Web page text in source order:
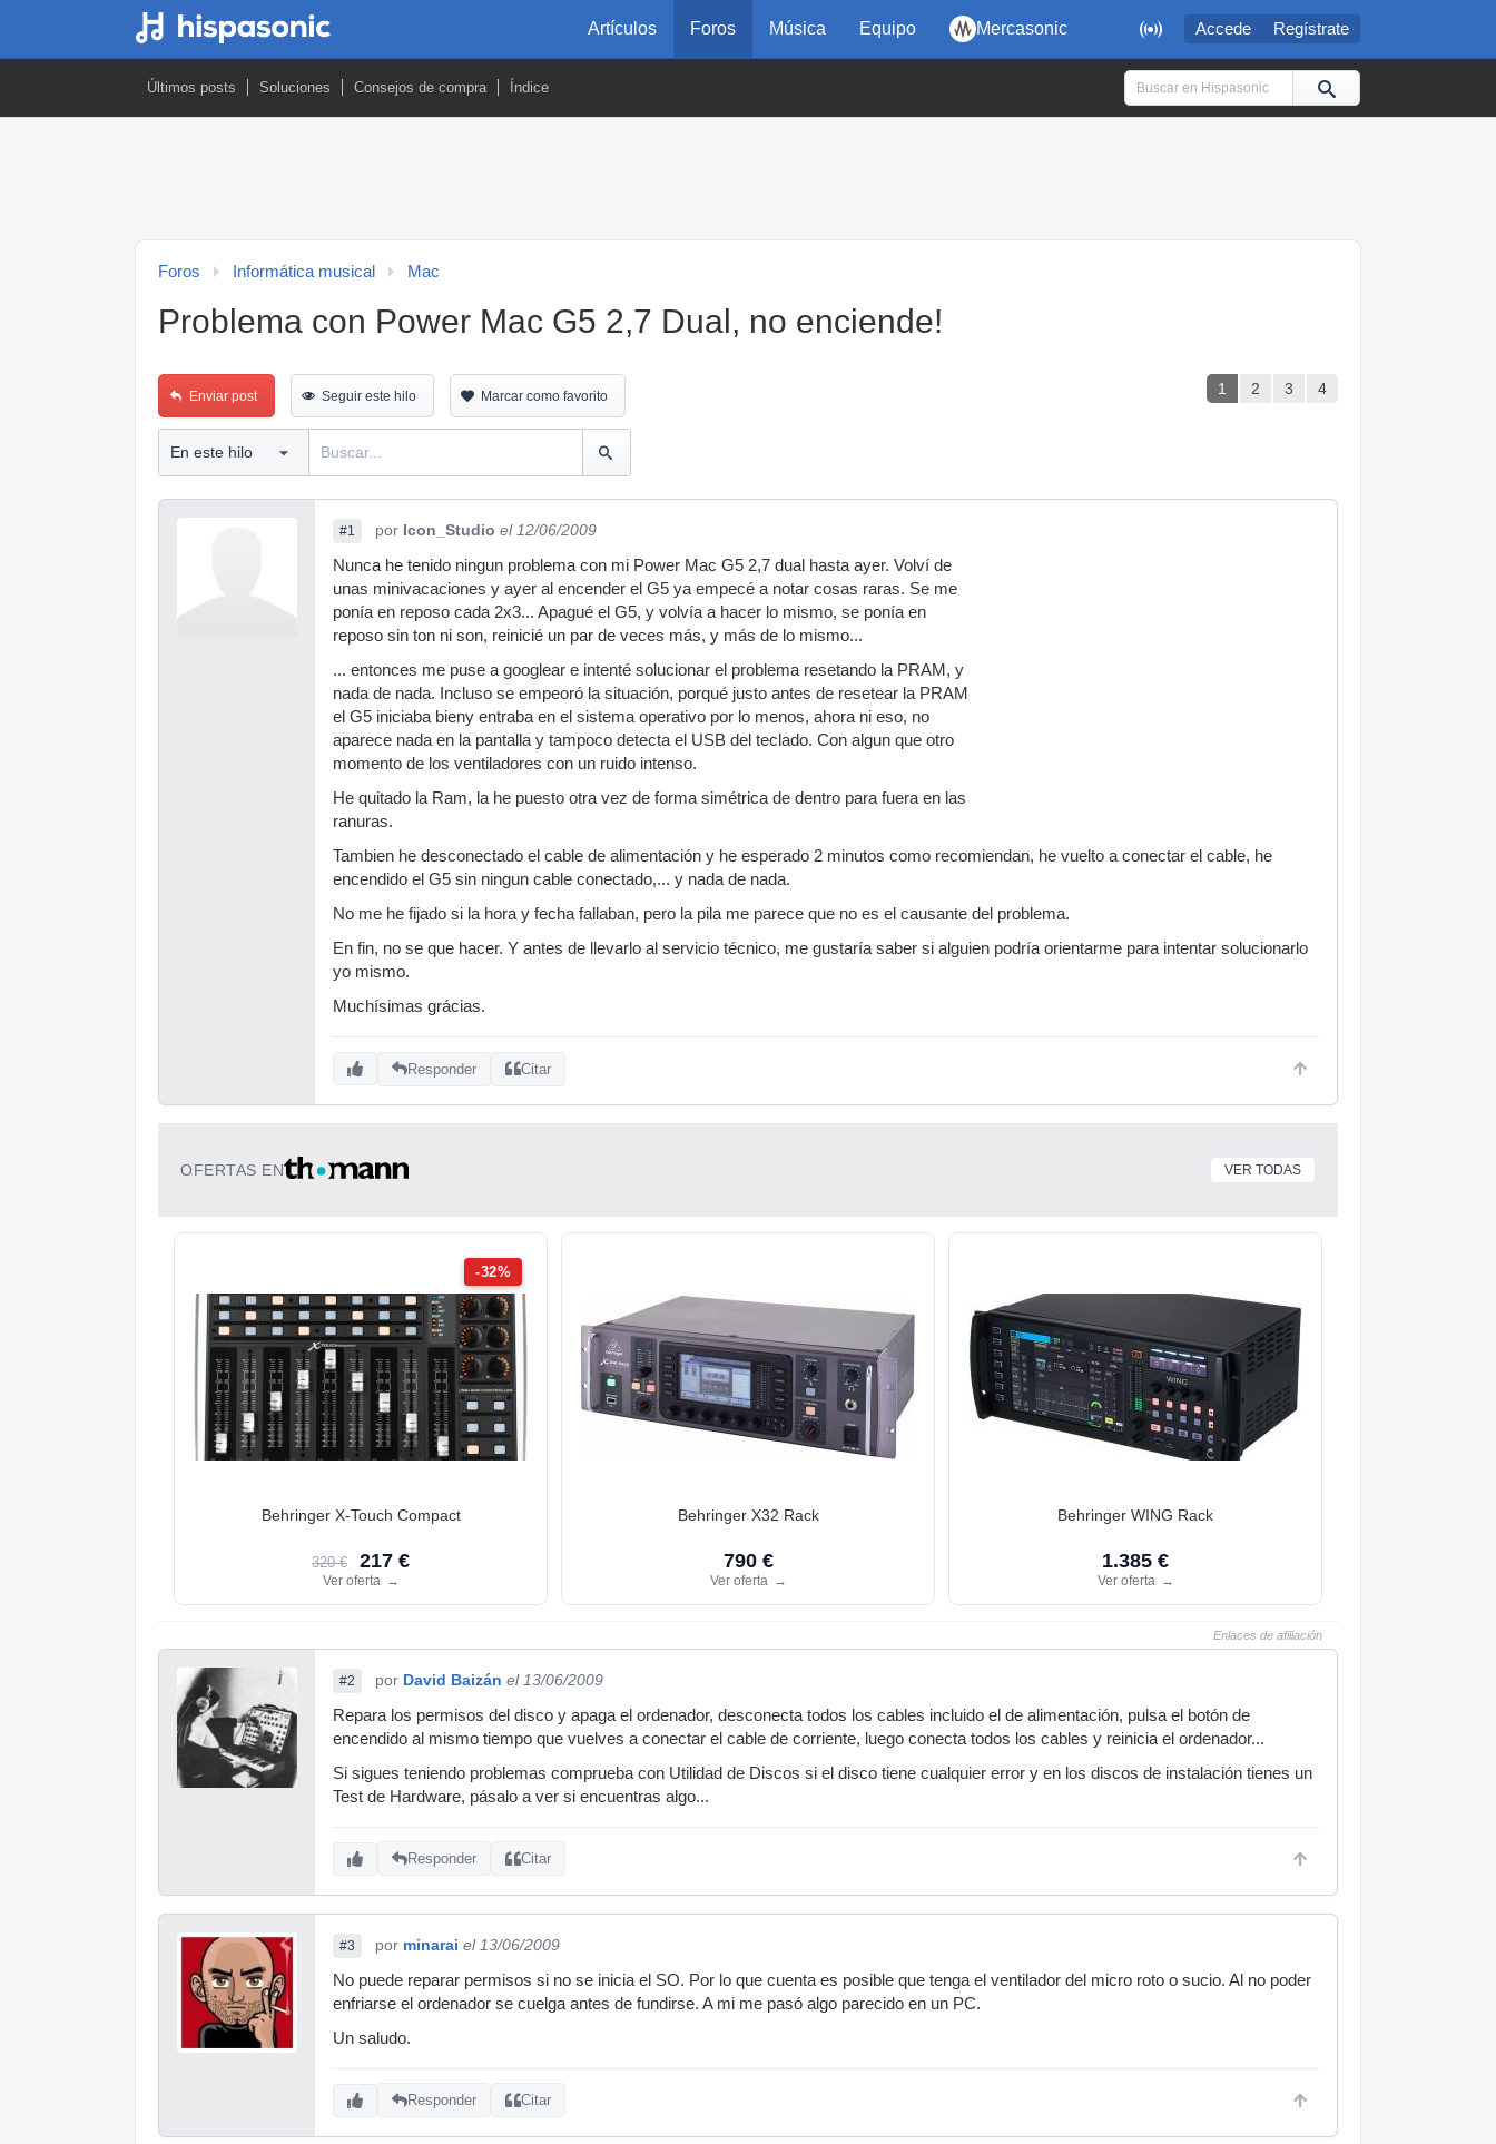
 Accede Regístrate
Artículos Foros Música Equipo Mercasonic
Últimos posts Soluciones Consejos de compra Índice
Foros Informática musical Mac
Problema con Power Mac G5 2,7 Dual, no enciende!
1 2 3 4
Enviar post Seguir este hilo Marcar como favorito
#1 por Icon_Studio el 12/06/2009
Nunca he tenido ningun problema con mi Power Mac G5 2,7 dual hasta ayer. Volví de
unas minivacaciones y ayer al encender el G5 ya empecé a notar cosas raras. Se me
ponía en reposo cada 2x3... Apagué el G5, y volvía a hacer lo mismo, se ponía en
reposo sin ton ni son, reinicié un par de veces más, y más de lo mismo...
... entonces me puse a googlear e intenté solucionar el problema resetando la PRAM, y
nada de nada. Incluso se empeoró la situación, porqué justo antes de resetear la PRAM
el G5 iniciaba bieny entraba en el sistema operativo por lo menos, ahora ni eso, no
aparece nada en la pantalla y tampoco detecta el USB del teclado. Con algun que otro
momento de los ventiladores con un ruido intenso.
He quitado la Ram, la he puesto otra vez de forma simétrica de dentro para fuera en las
ranuras.
Tambien he desconectado el cable de alimentación y he esperado 2 minutos como recomiendan, he vuelto a conectar el cable, he
encendido el G5 sin ningun cable conectado,... y nada de nada.
No me he fijado si la hora y fecha fallaban, pero la pila me parece que no es el causante del problema.
En fin, no se que hacer. Y antes de llevarlo al servicio técnico, me gustaría saber si alguien podría orientarme para intentar solucionarlo
yo mismo.
Muchísimas grácias.
Responder Citar
OFERTAS EN VER TODAS
-32%
Behringer X-Touch Compact
320 € 217 €
Ver oferta →
Behringer X32 Rack
790 €
Ver oferta →
Behringer WING Rack
1.385 €
Ver oferta →
Enlaces de afiliación
#2 por David Baizán el 13/06/2009
Repara los permisos del disco y apaga el ordenador, desconecta todos los cables incluido el de alimentación, pulsa el botón de
encendido al mismo tiempo que vuelves a conectar el cable de corriente, luego conecta todos los cables y reinicia el ordenador...
Si sigues teniendo problemas comprueba con Utilidad de Discos si el disco tiene cualquier error y en los discos de instalación tienes un
Test de Hardware, pásalo a ver si encuentras algo...
Responder Citar
#3 por minarai el 13/06/2009
No puede reparar permisos si no se inicia el SO. Por lo que cuenta es posible que tenga el ventilador del micro roto o sucio. Al no poder
enfriarse el ordenador se cuelga antes de fundirse. A mi me pasó algo parecido en un PC.
Un saludo.
Responder Citar